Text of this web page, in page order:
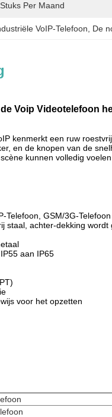
Per Maand
VoIP-Telefoon De
Voip Videotelefoon
kenmerkt een ruw
en de knopen van de
kunnen volledig
Telefoon, GSM/3G-Telefoon
staal, achter-dekking
aan IP65
voor het opzetten